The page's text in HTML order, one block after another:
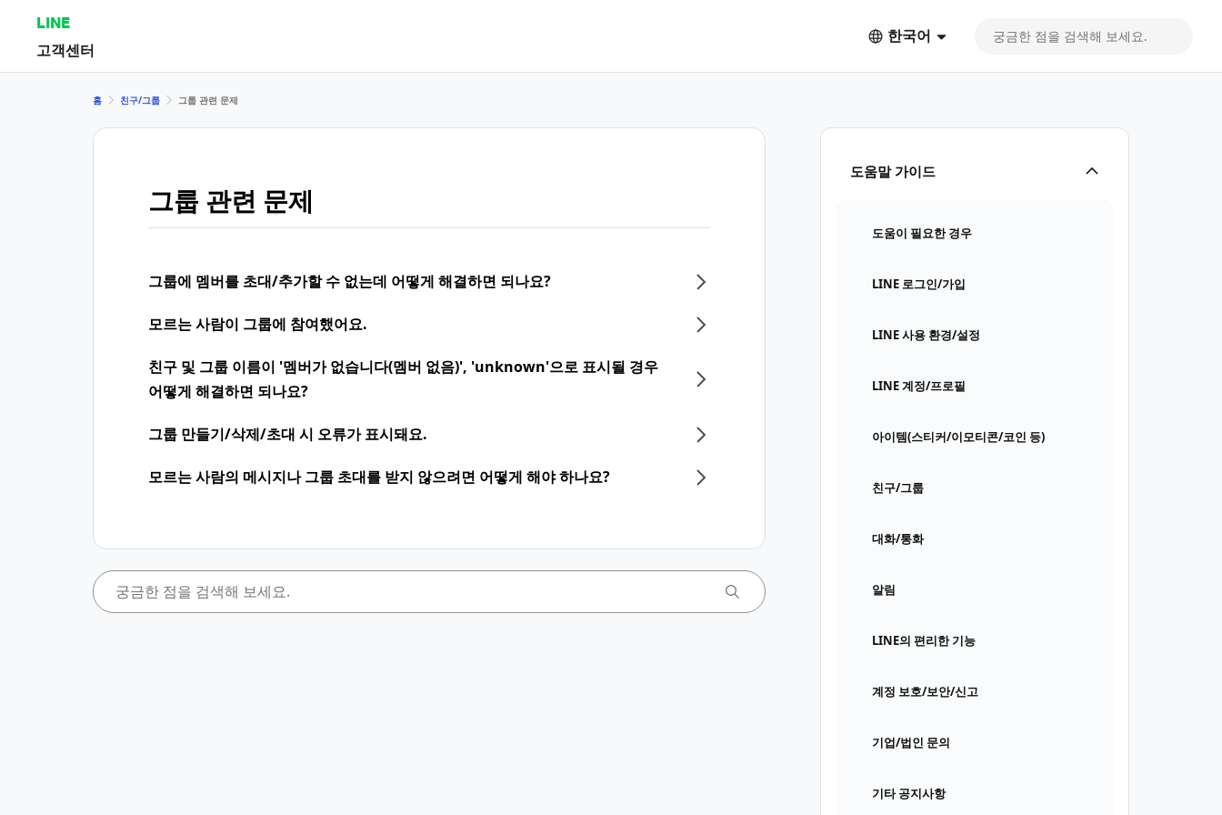
LINE
고객센터
한국어
도움말 가이드
도움이 필요한 경우
LINE 로그인/가입
LINE 사용 환경/설정
LINE 계정/프로필
아이템(스티커/이모티콘/코인 등)
친구/그룹
대화/통화
알림
LINE의 편리한 기능
계정 보호/보안/신고
기업/법인 문의
기타 공지사항
홈 친구/그룹 그룹 관련 문제
그룹 관련 문제
그룹에 멤버를 초대/추가할 수 없는데 어떻게 해결하면 되나요?
모르는 사람이 그룹에 참여했어요.
친구 및 그룹 이름이 '멤버가 없습니다(멤버 없음)', 'unknown'으로 표시될 경우
어떻게 해결하면 되나요?
그룹 만들기/삭제/초대 시 오류가 표시돼요.
모르는 사람의 메시지나 그룹 초대를 받지 않으려면 어떻게 해야 하나요?